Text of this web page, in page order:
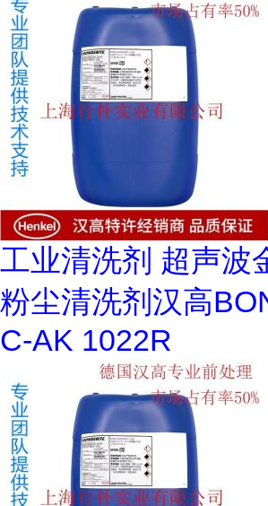
工业清洗剂 超声波
粉尘清洗剂汉高
C-AK 1022R